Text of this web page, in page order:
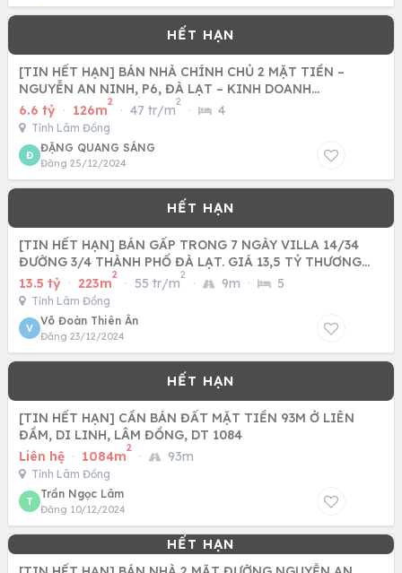
[TIN HẾT HẠN] BÁN NHÀ CHÍNH CHỦ 2 MẶT TIỀN –
NGUYỄN AN NINH, P6, ĐÀ LẠT – KINH DOANH
HOMESTAY, GIÁ TỐT!
6.6 tỷ · 126m
2
· 47 tr/m
2
· 4
Tỉnh Lâm Đồng
Đ
ĐẶNG QUANG SÁNG
Đăng 25/12/2024
[TIN HẾT HẠN] BÁN GẤP TRONG 7 NGÀY VILLA 14/34
ĐƯỜNG 3/4 THÀNH PHỐ ĐÀ LẠT. GIÁ 13,5 TỶ THƯƠNG
LƯỢNG.
13.5 tỷ · 223m
2
· 55 tr/m
2
· 9m · 5
Tỉnh Lâm Đồng
V
Võ Đoàn Thiên Ân
Đăng 23/12/2024
[TIN HẾT HẠN] CẦN BÁN ĐẤT MẶT TIỀN 93M Ở LIÊN
ĐẦM, DI LINH, LÂM ĐỒNG, DT 1084
Liên hệ · 1084m
2
· 93m
Tỉnh Lâm Đồng
T
Trần Ngọc Lâm
Đăng 10/12/2024